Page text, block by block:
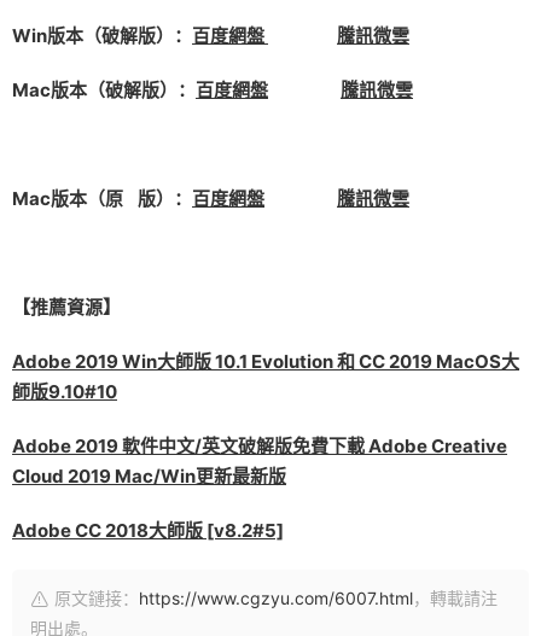
Win版本（破解版）： 百度網盤 騰訊微雲
Mac版本（破解版）： 百度網盤 騰訊微雲
Mac版本（原 版）： 百度網盤 騰訊微雲
【推薦資源】
Adobe 2019 Win大師版 10.1 Evolution 和 CC 2019 MacOS大
師版9.10#10
Adobe 2019 軟件中文/英文破解版免費下載 Adobe Creative
Cloud 2019 Mac/Win更新最新版
Adobe CC 2018大師版 [v8.2#5]
原文鏈接： https://www.cgzyu.com/6007.html，轉載請注
明出處。